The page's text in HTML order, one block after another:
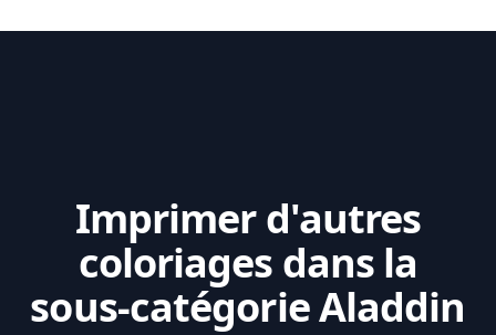
Imprimer d'autres
coloriages dans la
sous-catégorie Aladdin